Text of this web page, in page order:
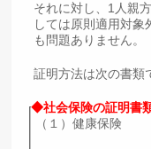
それに対し、1人親
しては原則適用対象
も問題ありません。
証明方法は次の書類
◆社会保険の証明書
（１）健康保険